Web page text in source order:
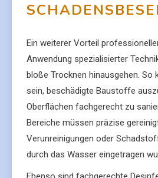
Ein weiterer Vorteil
Anwendung spezialisierter
bloße Trocknen hinausgehen. So
sein, beschädigte Baustoffe
Oberflächen fachgerecht zu
Bereiche müssen präzise
Verunreinigungen oder
durch das Wasser eingetragen